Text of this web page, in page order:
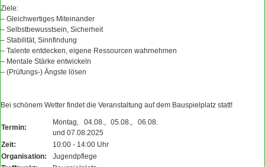
Ziele:
– Gleichwertiges Miteinander
– Selbstbewusstsein, Sicherheit
– Stabilität, Sinnfindung
– Talente entdecken, eigene Ressourcen wahrnehmen
– Mentale Stärke entwickeln
– (Prüfungs-) Ängste lösen
Bei schönem Wetter findet die Veranstaltung auf dem Bauspielplatz statt!
Termin:
Montag, 04.08., 05.08., 06.08.
und 07.08.2025
Zeit:
10:00 - 14:00 Uhr
Organisation:
Jugendpflege